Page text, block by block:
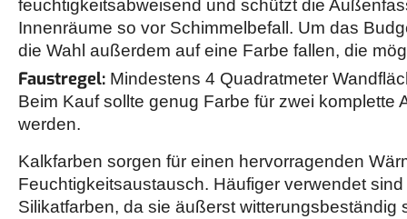
feuchtigkeitsabweisend und schützt die
Innenräume so vor Schimmelbefall. Um das
die Wahl außerdem auf eine Farbe fallen, die
Faustregel: Mindestens 4 Quadratmeter
Beim Kauf sollte genug Farbe für zwei komplette
werden.
Kalkfarben sorgen für einen hervorragenden
Feuchtigkeitsaustausch. Häufiger verwendet
Silikatfarben, da sie äußerst witterungsbeständig